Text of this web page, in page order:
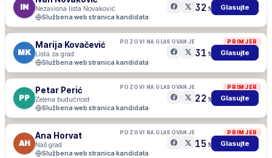
IN Nezavisna lista Novaković
Službena web stranica kandidata
32 % Glasujte
PRIMJER
MK
Marija Kovačević
Lista za grad
POZOVI NA GLASOVANJE
Službena web stranica kandidata
31 % Glasujte
PRIMJER
PP
Petar Perić
Zelena budućnost
POZOVI NA GLASOVANJE
Službena web stranica kandidata
22 % Glasujte
PRIMJER
AH
Ana Horvat
Naš grad
POZOVI NA GLASOVANJE
Službena web stranica kandidata
15 % Glasujte